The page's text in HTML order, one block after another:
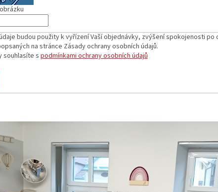
budou použity k vyřízení Vaší objednávky, zvýšení spokojenosti
na stránce Zásady ochrany osobních údajů.
souhlasíte spodmínkami ochrany osobních údajů